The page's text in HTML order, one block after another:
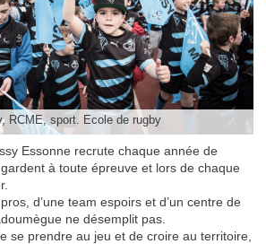
RCME, sport. Ecole de rugby
Essonne recrute chaque année de
à toute épreuve et lors de chaque
d’une team espoirs et d’un centre de
ne désemplit pas.
se prendre au jeu et de croire au territoire,